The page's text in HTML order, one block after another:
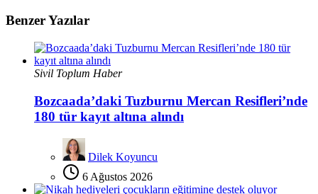
Benzer Yazılar
Sivil Toplum Haber
Bozcaada’daki Tuzburnu Mercan Resifleri’nde
180 tür kayıt altına alındı
Dilek Koyuncu
6 Ağustos 2026